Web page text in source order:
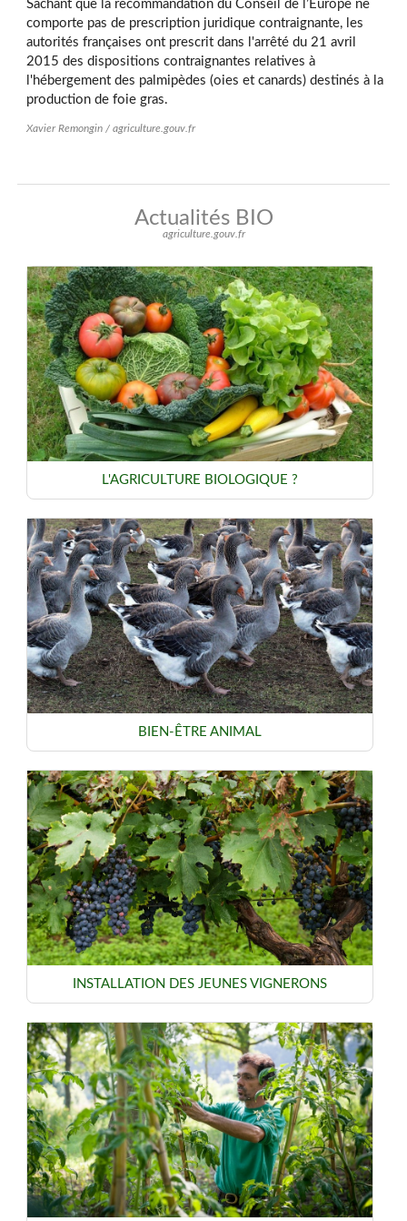
Sachant que la recommandation du Conseil de l’Europe ne
comporte pas de prescription juridique contraignante, les
autorités françaises ont prescrit dans l'arrêté du 21 avril
2015 des dispositions contraignantes relatives à
l'hébergement des palmipèdes (oies et canards) destinés à la
production de foie gras.
Xavier Remongin / agriculture.gouv.fr
Actualités BIO
agriculture.gouv.fr
L'AGRICULTURE BIOLOGIQUE ?
BIEN-ÊTRE ANIMAL
INSTALLATION DES JEUNES VIGNERONS